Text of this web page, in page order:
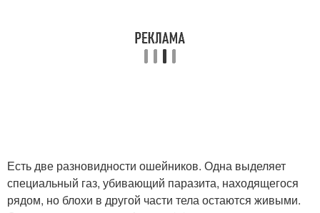
Есть две разновидности ошейников. Одна выделяет
специальный газ, убивающий паразита, находящегося
рядом, но блохи в другой части тела остаются живыми.